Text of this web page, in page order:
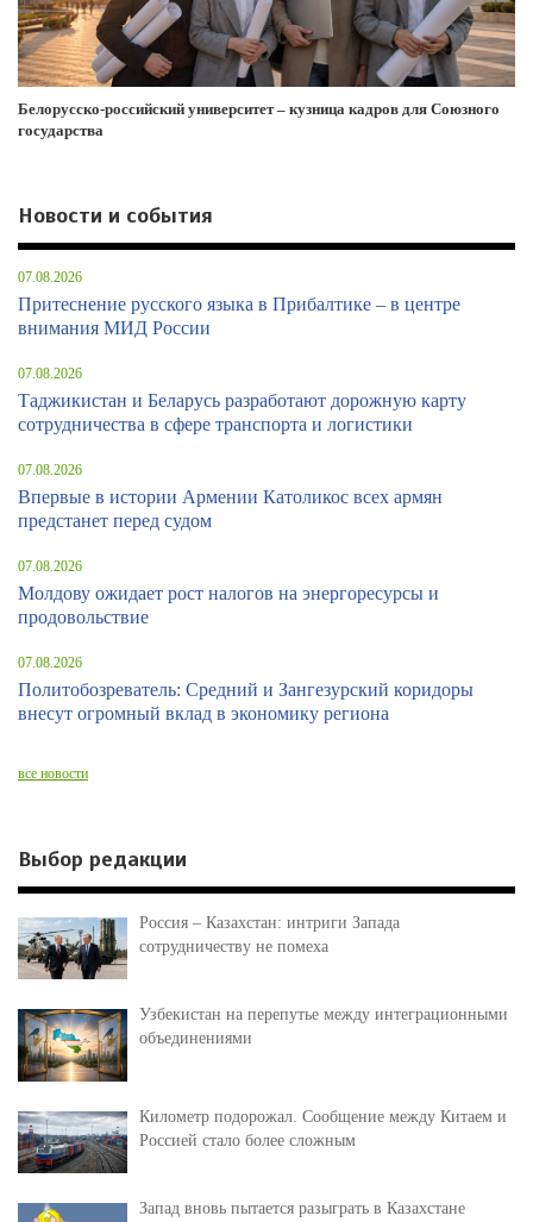
Белорусско-российский университет – кузница кадров для Союзного
государства
Новости и события
07.08.2026
Притеснение русского языка в Прибалтике – в центре
внимания МИД России
07.08.2026
Таджикистан и Беларусь разработают дорожную карту
сотрудничества в сфере транспорта и логистики
07.08.2026
Впервые в истории Армении Католикос всех армян
предстанет перед судом
07.08.2026
Молдову ожидает рост налогов на энергоресурсы и
продовольствие
07.08.2026
Политобозреватель: Средний и Зангезурский коридоры
внесут огромный вклад в экономику региона
все новости
Выбор редакции
Россия – Казахстан: интриги Запада
сотрудничеству не помеха
Узбекистан на перепутье между интеграционными
объединениями
Километр подорожал. Сообщение между Китаем и
Россией стало более сложным
Запад вновь пытается разыграть в Казахстане